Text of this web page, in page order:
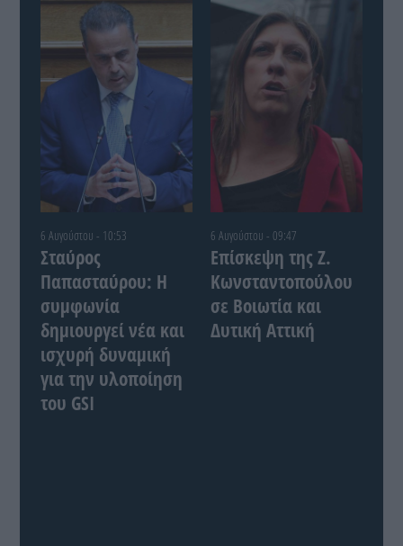
6 Αυγούστου - 10:53
Σταύρος
Παπασταύρου: Η
συμφωνία
δημιουργεί νέα και
ισχυρή δυναμική
για την υλοποίηση
του GSI
6 Αυγούστου - 09:47
Επίσκεψη της Ζ.
Κωνσταντοπούλου
σε Βοιωτία και
Δυτική Αττική